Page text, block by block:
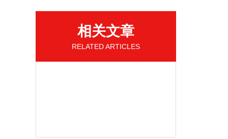
相关文章
RELATED ARTICLES